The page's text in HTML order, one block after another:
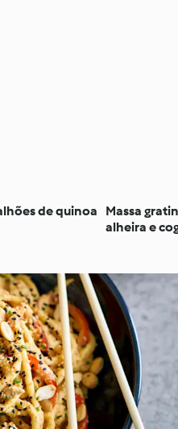
de quinoa
Massa
alheira e